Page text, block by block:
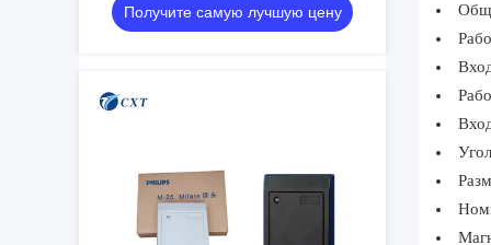
распознавания
Получите самую лучшую цену